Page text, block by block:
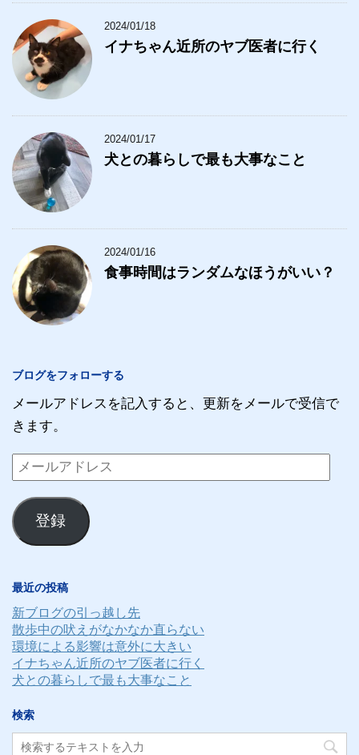
2024/01/18
イナちゃん近所のヤブ医者に行く
2024/01/17
犬との暮らしで最も大事なこと
2024/01/16
食事時間はランダムなほうがいい？
ブログをフォローする
メールアドレスを記入すると、更新をメールで受信で
きます。
メ
ー
ル
ア
ス
登録
最近の投稿
新ブログの引っ越し先
散歩中の吠えがなかなか直らない
環境による影響は意外に大きい
イナちゃん近所のヤブ医者に行く
犬との暮らしで最も大事なこと
検索